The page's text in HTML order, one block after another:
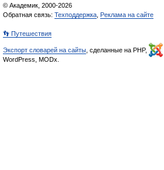
© Академик, 2000-2026
Обратная связь: Техподдержка Реклама на сайте
👣 Путешествия
Экспорт словарей на сайты , сделанные на PHP,
WordPress, MODx.